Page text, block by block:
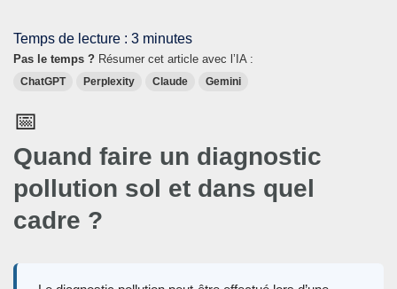
Temps de lecture : 3 minutes
Pas le temps ? Résumer cet article avec l’IA :
ChatGPT Perplexity Claude Gemini
📅
Quand faire un diagnostic
pollution sol et dans quel
cadre ?